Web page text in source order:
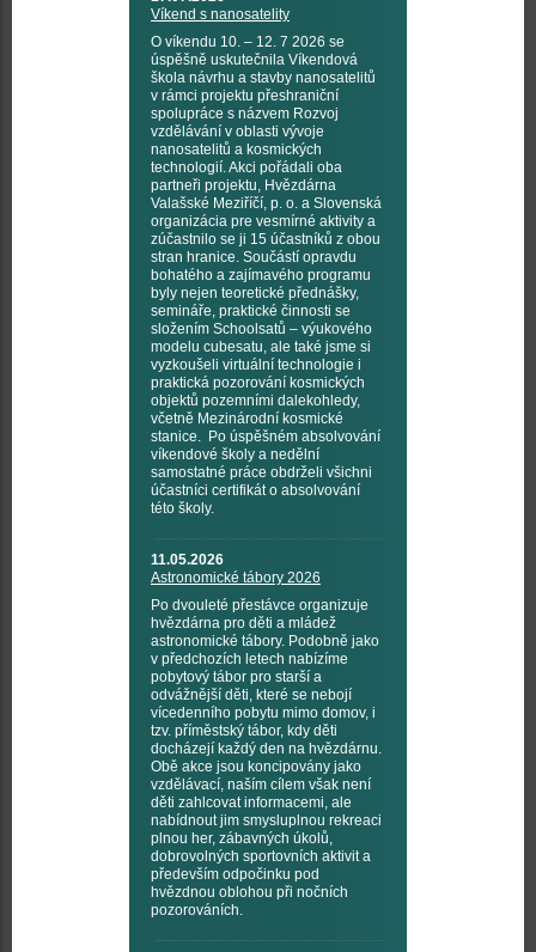
Víkend s nanosatelity
O víkendu 10. – 12. 7 2026 se
úspěšně uskutečnila Víkendová
škola návrhu a stavby nanosatelitů
v rámci projektu přeshraniční
spolupráce s názvem Rozvoj
vzdělávání v oblasti vývoje
nanosatelitů a kosmických
technologií. Akci pořádali oba
partneři projektu, Hvězdárna
Valašské Meziříčí, p. o. a Slovenská
organizácia pre vesmírné aktivity a
zúčastnilo se ji 15 účastníků z obou
stran hranice. Součástí opravdu
bohatého a zajímavého programu
byly nejen teoretické přednášky,
semináře, praktické činnosti se
složením Schoolsatů – výukového
modelu cubesatu, ale také jsme si
vyzkoušeli virtuální technologie i
praktická pozorování kosmických
objektů pozemními dalekohledy,
včetně Mezinárodní kosmické
stanice. Po úspěšném absolvování
víkendové školy a nedělní
samostatné práce obdrželi všichni
účastníci certifikát o absolvování
této školy.
11.05.2026
Astronomické tábory 2026
Po dvouleté přestávce organizuje
hvězdárna pro děti a mládež
astronomické tábory. Podobně jako
v předchozích letech nabízíme
pobytový tábor pro starší a
odvážnější děti, které se nebojí
vícedenního pobytu mimo domov, i
tzv. příměstský tábor, kdy děti
docházejí každý den na hvězdárnu.
Obě akce jsou koncipovány jako
vzdělávací, naším cílem však není
děti zahlcovat informacemi, ale
nabídnout jim smysluplnou rekreaci
plnou her, zábavných úkolů,
dobrovolných sportovních aktivit a
především odpočinku pod
hvězdnou oblohou při nočních
pozorováních.